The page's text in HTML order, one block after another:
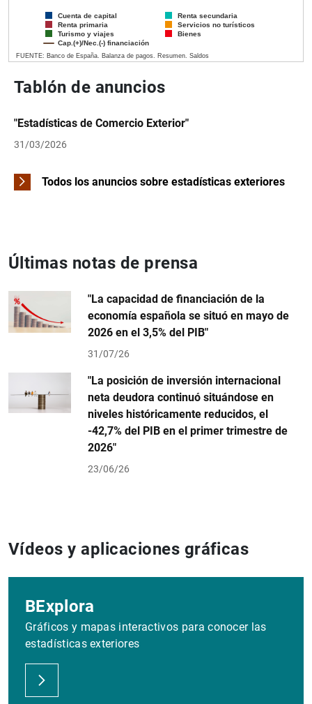
Cuenta de capital
Renta secundaria
Renta primaria
Servicios no turísticos
Turismo y viajes
Bienes
Cap.(+)/Nec.(-) financiación
FUENTE: Banco de España. Balanza de pagos. Resumen. Saldos
End of interactive chart.
Tablón de anuncios
"Estadísticas de Comercio Exterior"
31/03/2026
Todos los anuncios sobre estadísticas exteriores
Últimas notas de prensa
"La capacidad de financiación de la
economía española se situó en mayo de
2026 en el 3,5% del PIB"
31/07/26
"La posición de inversión internacional
neta deudora continuó situándose en
niveles históricamente reducidos, el
-42,7% del PIB en el primer trimestre de
2026"
23/06/26
Vídeos y aplicaciones gráficas
BExplora
Gráficos y mapas interactivos para conocer las
estadísticas exteriores